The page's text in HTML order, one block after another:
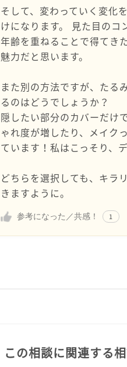
そして、変わっていく変化
けになります。 見た目のコ
年齢を重ねることで得てき
魅力だと思います。
また別の方法ですが、たる
るのはどうでしょうか？
隠したい部分のカバーだけ
ゃれ度が増したり、メイク
ています！私はこっそり、
どちらを選択しても、キラ
きますように。
参考になった／共感！ 1
この相談に関連する